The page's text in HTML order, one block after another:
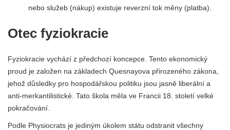
nebo služeb (nákup) existuje reverzní tok měny (platba).
Otec fyziokracie
Fyziokracie vychází z předchozí koncepce. Tento ekonomický
proud je založen na základech Quesnayova přirozeného zákona,
jehož důsledky pro hospodářskou politiku jsou jasně liberální a
anti-merkantilistické. Tato škola měla ve Francii 18. století velké
pokračování.
Podle Physiocrats je jediným úkolem státu odstranit všechny